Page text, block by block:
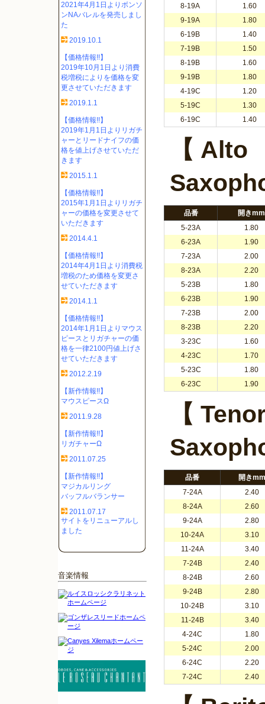
2021年4月1日よりボンソ
ンNAバレルを発売しまし
た
2019.10.1
【価格情報!!】
2019年10月1日より消費
税増税によりを価格を変
更させていただきます
2019.1.1
【価格情報!!】
2019年1月1日よりリガチ
ャーとリードナイフの価
格を値上げさせていただ
きます
2015.1.1
【価格情報!!】
2015年1月1日よりリガチ
ャーの価格を変更させて
いただきます
2014.4.1
【価格情報!!】
2014年4月1日より消費税
増税のため価格を変更さ
せていただきます
2014.1.1
【価格情報!!】
2014年1月1日よりマウス
ピースとリガチャーの価
格を一律2100円値上げさ
せていただきます
2012.2.19
【新作情報!!】
マウスピースΩ
2011.9.28
【新作情報!!】
リガチャーΩ
2011.07.25
【新作情報!!】
マジカルリング
バッフルバランサー
2011.07.17
サイトをリニューアルし
ました
音楽情報
8-19A
1.60
9-19A
1.80
6-19B
1.40
7-19B
1.50
8-19B
1.60
9-19B
1.80
4-19C
1.20
5-19C
1.30
6-19C
1.40
【 Alto
品番
開きmm
5-23A
1.80
6-23A
1.90
7-23A
2.00
8-23A
2.20
5-23B
1.80
6-23B
1.90
7-23B
2.00
8-23B
2.20
3-23C
1.60
4-23C
1.70
5-23C
1.80
6-23C
1.90
【
品番
開きmm
7-24A
2.40
8-24A
2.60
9-24A
2.80
10-24A
3.10
11-24A
3.40
7-24B
2.40
8-24B
2.60
9-24B
2.80
10-24B
3.10
11-24B
3.40
4-24C
1.80
5-24C
2.00
6-24C
2.20
7-24C
2.40